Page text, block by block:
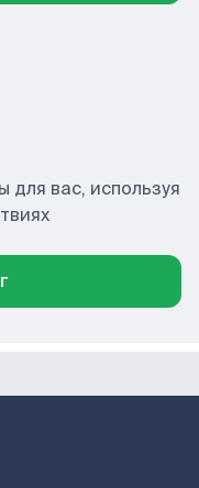
вас, используя